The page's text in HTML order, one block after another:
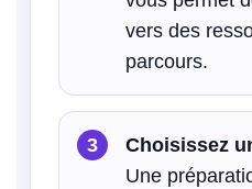
vers des
parcours.
Choisissez
Une